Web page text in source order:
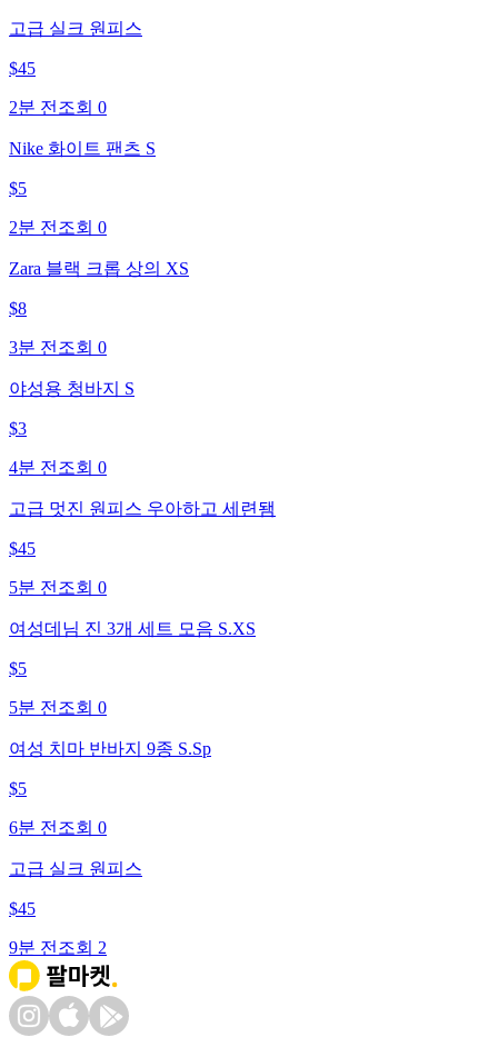
고급 실크 원피스
$45
2분 전 조회 0
Nike 화이트 팬츠 S
$5
2분 전 조회 0
Zara 블랙 크롭 상의 XS
$8
3분 전 조회 0
야성용 청바지 S
$3
4분 전 조회 0
고급 멋진 원피스 우아하고 세련됌
$45
5분 전 조회 0
여성데님 진 3개 세트 모음 S.XS
$5
5분 전 조회 0
여성 치마 반바지 9종 S.Sp
$5
6분 전 조회 0
고급 실크 원피스
$45
9분 전 조회 2